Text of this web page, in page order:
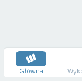
Główna